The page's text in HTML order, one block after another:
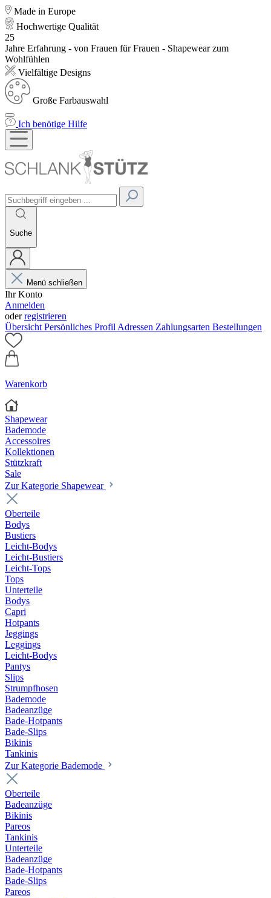
Made in Europe
Hochwertige Qualität
25
Jahre Erfahrung - von Frauen für Frauen - Shapewear zum
Wohlfühlen
Vielfältige Designs
Große Farbauswahl
Ich benötige Hilfe
Suche
Menü schließen
Ihr Konto
Anmelden
oderregistrieren
Übersicht Persönliches Profil Adressen Zahlungsarten Bestellungen
Warenkorb
Shapewear
Bademode
Accessoires
Kollektionen
Stützkraft
Sale
Zur Kategorie Shapewear
Oberteile
Bodys
Bustiers
Leicht-Bodys
Leicht-Bustiers
Leicht-Tops
Tops
Unterteile
Bodys
Capri
Hotpants
Jeggings
Leggings
Leicht-Bodys
Pantys
Slips
Strumpfhosen
Bademode
Badeanzüge
Bade-Hotpants
Bade-Slips
Bikinis
Tankinis
Zur Kategorie Bademode
Oberteile
Badeanzüge
Bikinis
Pareos
Tankinis
Unterteile
Badeanzüge
Bade-Hotpants
Bade-Slips
Pareos